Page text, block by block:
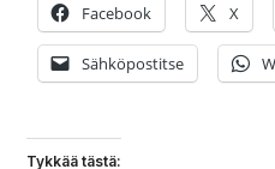
Facebook X
Sähköpostitse
Tykkää tästä: